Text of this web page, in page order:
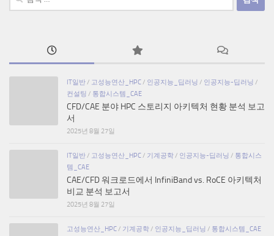
IT일반/ 고성능연산_HPC/ 인공지능_딥러닝 / 인공지능-딥러닝 /
컨설팅 / 통합시스템_CAE
CFD/CAE 분야 HPC 스토리지 아키텍처 현황 분석 보고
서
2025년 8월 27일
IT일반/ 고성능연산_HPC/ 기계공학/ 인공지능-딥러닝 / 통합시스
템_CAE
CAE/CFD 워크로드에서 InfiniBand vs. RoCE 아키텍처
비교 분석 보고서
2025년 8월 27일
고성능연산_HPC/ 기계공학/ 인공지능_딥러닝 / 통합시스템_CAE